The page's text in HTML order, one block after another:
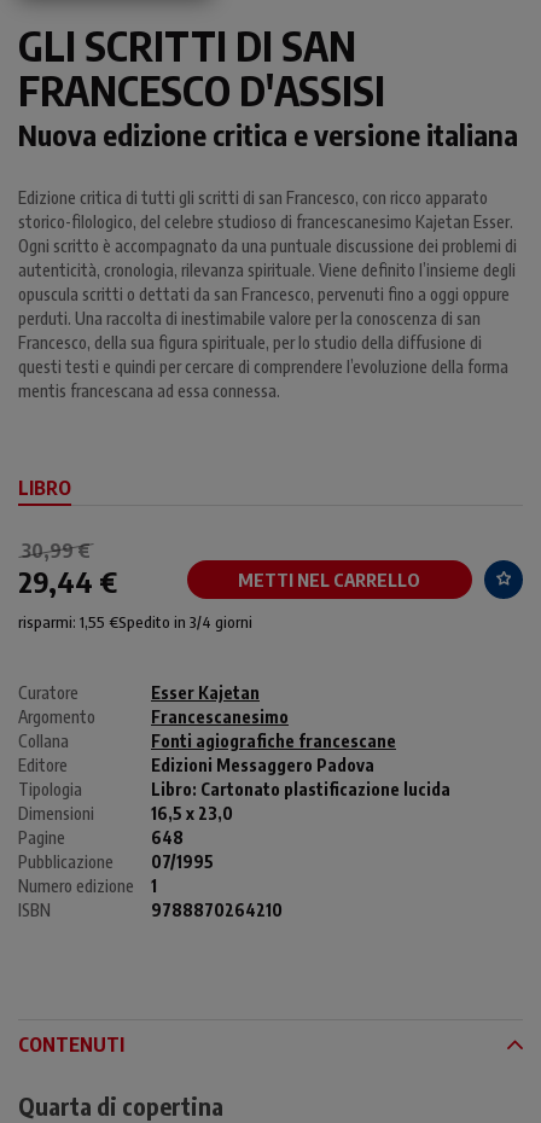
GLI SCRITTI DI SAN
FRANCESCO D'ASSISI
Nuova edizione critica e versione italiana
Edizione critica di tutti gli scritti di san Francesco, con ricco apparato
storico-filologico, del celebre studioso di francescanesimo Kajetan Esser.
Ogni scritto è accompagnato da una puntuale discussione dei problemi di
autenticità, cronologia, rilevanza spirituale. Viene definito l’insieme degli
opuscula scritti o dettati da san Francesco, pervenuti fino a oggi oppure
perduti. Una raccolta di inestimabile valore per la conoscenza di san
Francesco, della sua figura spirituale, per lo studio della diffusione di
questi testi e quindi per cercare di comprendere l’evoluzione della forma
mentis francescana ad essa connessa.
LIBRO
30,99 €
29,44 € METTI NEL CARRELLO
risparmi: 1,55 €Spedito in 3/4 giorni
Curatore
Esser Kajetan
Argomento
Francescanesimo
Collana
Fonti agiografiche francescane
Editore
Edizioni Messaggero Padova
Tipologia
Libro: Cartonato plastificazione lucida
Dimensioni
16,5 x 23,0
Pagine
648
Pubblicazione
07/1995
Numero edizione
1
ISBN
9788870264210
CONTENUTI
Quarta di copertina